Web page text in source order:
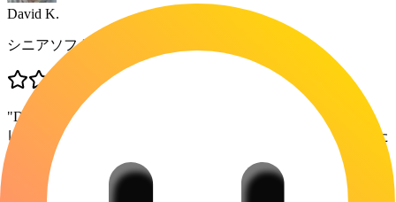
David K.
シニアソフトウェアエンジニア
"DeepSeek の統合こそが、ここでの真の MVP です。 私は、
レガシーコードのスニペットを貼り付けて、可読性向上のた
めにリファクタリングを依頼し、その後 Claude でエッジケ
ースを確認しています。 コンテキストの切り替えを驚くほ
どうまく処理します。 完璧ではありませんが、3つの異なる